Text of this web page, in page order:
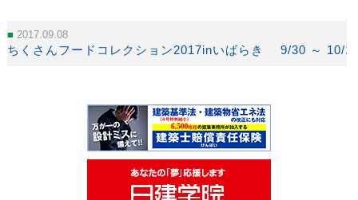
2017.09.08
ちくさんフードコレクション2017inいばらき 9/30 ～ 10/1